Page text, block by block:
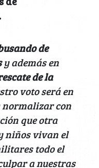
de
y además en
de la
voto será en
normalizar con
que otra
niños vivan el
todo el
a nuestras